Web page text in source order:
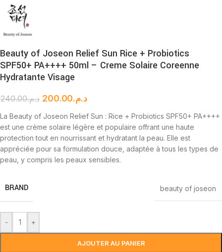
Beauty of Joseon Relief Sun Rice + Probiotics
SPF50+ PA++++ 50ml – Creme Solaire Coreenne
Hydratante Visage
د.م.240.00 د.م.200.00
La Beauty of Joseon Relief Sun : Rice + Probiotics SPF50+ PA++++
est une crème solaire légère et populaire offrant une haute
protection tout en nourrissant et hydratant la peau. Elle est
appréciée pour sa formulation douce, adaptée à tous les types de
peau, y compris les peaux sensibles.
BRAND beauty of joseon
- +
AJOUTER AU PANIER